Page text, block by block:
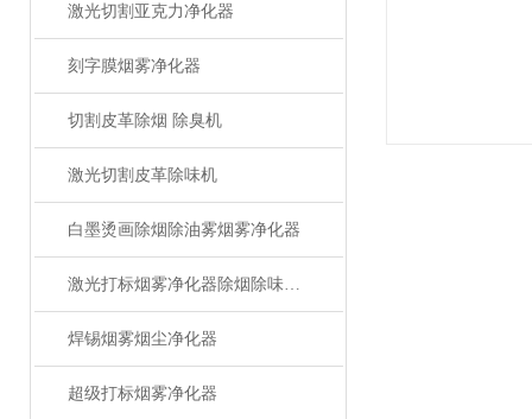
激光切割亚克力净化器
刻字膜烟雾净化器
切割皮革除烟 除臭机
激光切割皮革除味机
白墨烫画除烟除油雾烟雾净化器
激光打标烟雾净化器除烟除味设备
焊锡烟雾烟尘净化器
超级打标烟雾净化器